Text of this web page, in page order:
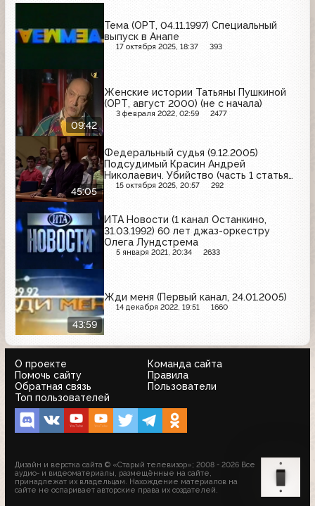
Тема (ОРТ, 04.11.1997) Специальный
выпуск в Анапе
17 октября 2025, 18:37 393
09:42
Женские истории Татьяны Пушкиной
(ОРТ, август 2000) (не с начала)
3 февраля 2022, 02:59 2477
45:05
Федеральный судья (9.12.2005)
Подсудимый Красин Андрей
Николаевич. Убийство (часть 1 статья
105 УК РФ)
15 октября 2025, 20:57 292
ИТА Новости (1 канал Останкино,
31.03.1992) 60 лет джаз-оркестру
Олега Лундстрема
5 января 2021, 20:34 2633
43:59
Жди меня (Первый канал, 24.01.2005)
14 декабря 2022, 19:51 1660
О проекте
Команда сайта
Помочь сайту
Правила
Обратная связь
Пользователи
Топ пользователей
Дизайн и верстка сайта © «Старый телевизор»; 2008 - 2026 Все
аудио- и видеоматериалы, размещённые на сайте,
принадлежат их владельцам. Нахождение материалов на
сайте не оспаривает авторские права их создателей.